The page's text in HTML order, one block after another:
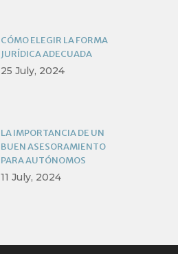
CÓMO ELEGIR LA FORMA
JURÍDICA ADECUADA
25 July, 2024
LA IMPORTANCIA DE UN
BUEN ASESORAMIENTO
PARA AUTÓNOMOS
11 July, 2024